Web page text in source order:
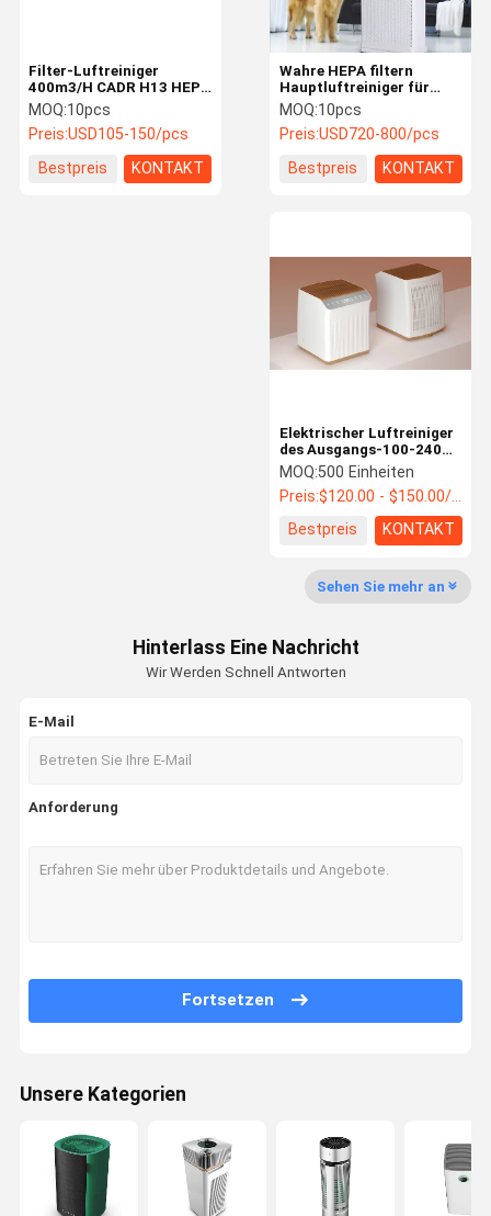
An der Wand befestigter Luftreiniger
Anionen-Luftreiniger
Photocatalysis-Luftreiniger
Wahre HEPA filtern
Hauptluftreiniger für
großes Stadium des
Raum-5500 des
Quadratfuß-5
MOQ:10pcs
Preis:USD720-800/pcs
Bestpreis
KONTAKT
Filter-Luftreiniger
400m3/H CADR H13 HEPA
für die großen Räume
lärmarm
MOQ:10pcs
Preis:USD105-150/pcs
Bestpreis
KONTAKT
Elektrischer Luftreiniger
des Ausgangs-100-240V
Tischplatten-Hepa-
Luftfilter für Haus
MOQ:500 Einheiten
Preis:$120.00 - $150.00/Units
Bestpreis
KONTAKT
Sehen Sie mehr an
Hinterlass Eine Nachricht
Wir Werden Schnell Antworten
E-Mail
Anforderung
Fortsetzen
Unsere Kategorien